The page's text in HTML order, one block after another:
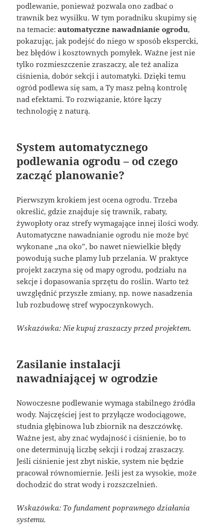
podlewanie, ponieważ pozwala ono zadbać o
trawnik bez wysiłku. W tym poradniku skupimy się
na temacie:automatyczne nawadnianie ogrodu,
pokazując, jak podejść do niego w sposób ekspercki,
bez błędów i kosztownych pomyłek. Ważne jest nie
tylko rozmieszczenie zraszaczy, ale też analiza
ciśnienia, dobór sekcji i automatyki. Dzięki temu
ogród podlewa się sam, a Ty masz pełną kontrolę
nad efektami. To rozwiązanie, które łączy
technologię z naturą.
System automatycznego
podlewania ogrodu – od czego
zacząć planowanie?
Pierwszym krokiem jest ocena ogrodu. Trzeba
określić, gdzie znajduje się trawnik, rabaty,
żywopłoty oraz strefy wymagające innej ilości wody.
Automatyczne nawadnianie ogrodu nie może być
wykonane „na oko”, bo nawet niewielkie błędy
powodują suche plamy lub przelania. W praktyce
projekt zaczyna się od mapy ogrodu, podziału na
sekcje i dopasowania sprzętu do roślin. Warto też
uwzględnić przyszłe zmiany, np. nowe nasadzenia
lub rozbudowę stref wypoczynkowych.
Wskazówka: Nie kupuj zraszaczy przed projektem.
Zasilanie instalacji
nawadniającej w ogrodzie
Nowoczesne podlewanie wymaga stabilnego źródła
wody. Najczęściej jest to przyłącze wodociągowe,
studnia głębinowa lub zbiornik na deszczówkę.
Ważne jest, aby znać wydajność i ciśnienie, bo to
one determinują liczbę sekcji i rodzaj zraszaczy.
Jeśli ciśnienie jest zbyt niskie, system nie będzie
pracował równomiernie. Jeśli jest za wysokie, może
dochodzić do strat wody i rozszczelnień.
Wskazówka: To fundament poprawnego działania
systemu.